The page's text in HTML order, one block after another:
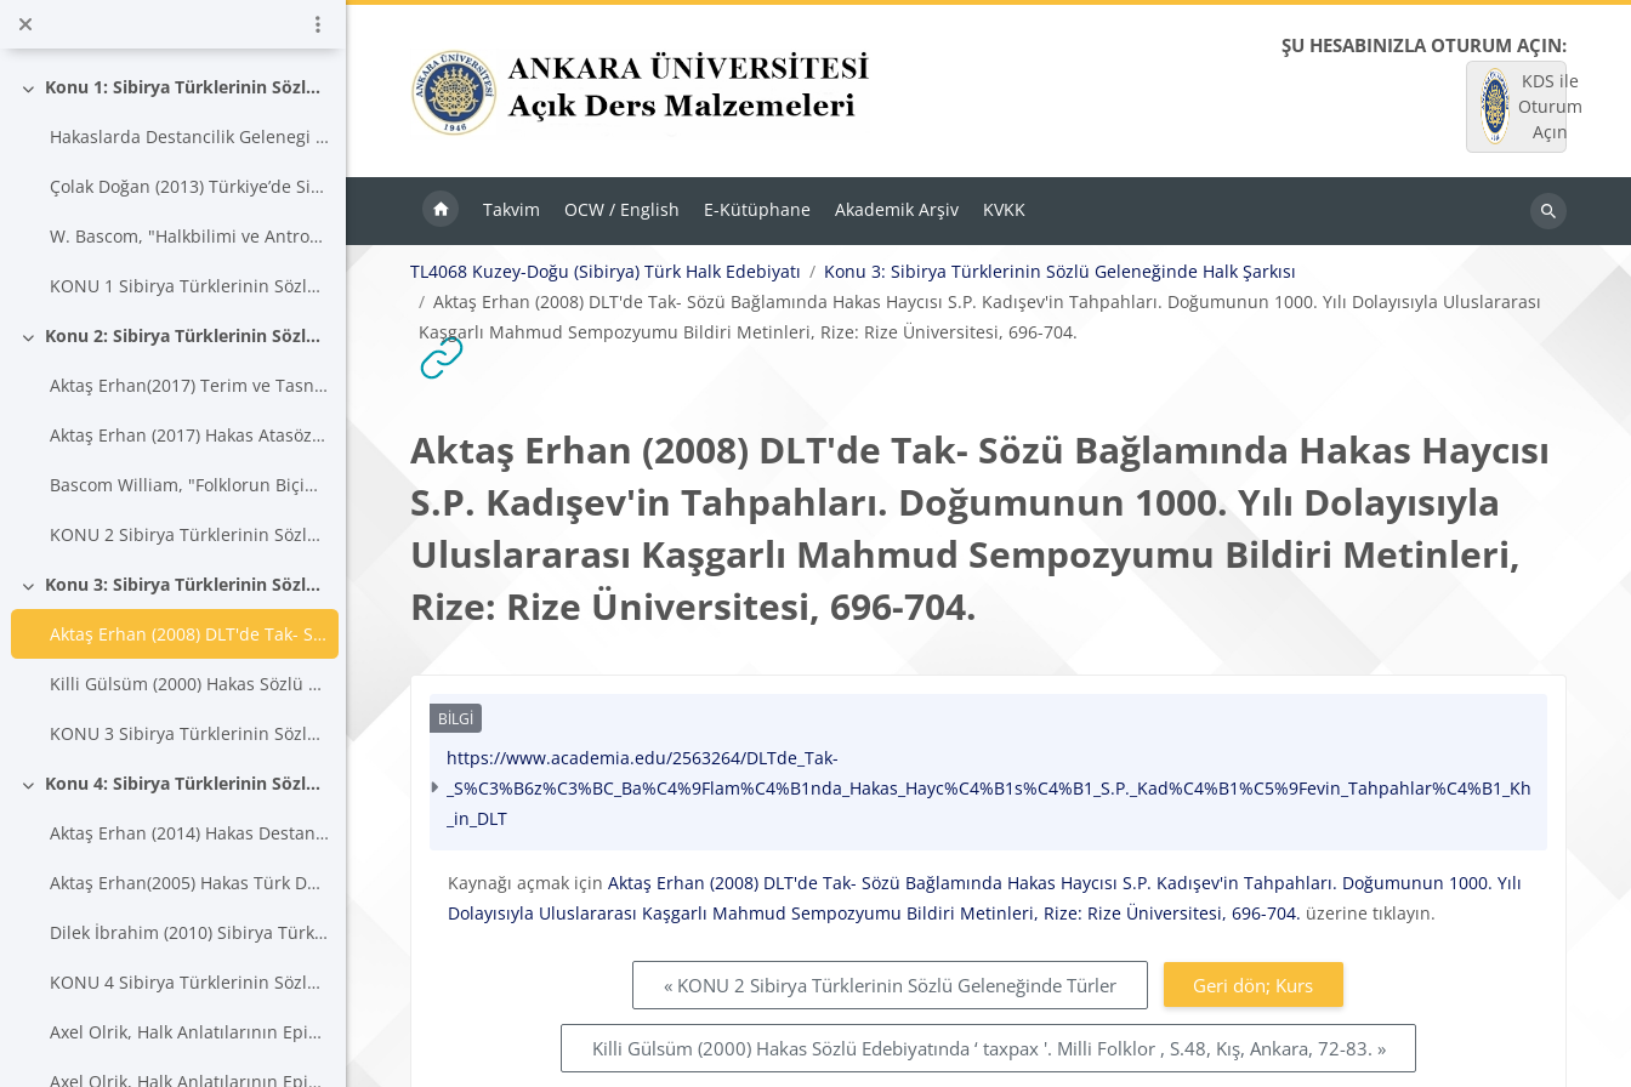
Ana içeriğe git
Daralt
Konu 1: Sibirya Türklerinin Sözlü Geleneğinin Derlenmesi ve Araştırılması Tarihi
Hakaslarda Destancilik Gelenegi I Arasti (1)
Çolak Doğan (2013) Türkiye’de Sibirya Türk Topluluklarının Halk Edebiyatı Hakkında Yapılmış Çalışmalar Üzerine Bir Bibliyografya Denemesi. Siberian Studies (SAD) 1.3 (2013): 61-70.
W. Bascom, "Halkbilimi ve Antropoloji"
KONU 1 Sibirya Türklerinin Sözlü Geleneğinin Derlenmesi ve Araştırılması
Daralt
Konu 2: Sibirya Türklerinin Sözlü Geleneğinde Türler
Aktaş Erhan(2017) Terim ve Tasnif Meselesinden Hareketle Hakas Efsanelerine Genel Bir Bakış. Türk Bitig: Türklük Bilimi Araştırmaları, Kırklareli: Paradigma Akademi, 53-64
Aktaş Erhan (2017) Hakas Atasözleri-I (Türün Adlandırılması Sorunu Üzerine). Prof.Dr. Necmettin Hacıeminoğlu Hatıra Kitabı, İstanbul: Türk Edebiyatı Vakfı, 687-693.
Bascom William, "Folklorun Biçimleri", Milli Folklor, Yıl 15, Sayı 59, , 76-94
KONU 2 Sibirya Türklerinin Sözlü Geleneğinde Türler
Daralt
Konu 3: Sibirya Türklerinin Sözlü Geleneğinde Halk Şarkısı
Aktaş Erhan (2008) DLT'de Tak- Sözü Bağlamında Hakas Haycısı S.P. Kadışev'in Tahpahları. Doğumunun 1000. Yılı Dolayısıyla Uluslararası Kaşgarlı Mahmud Sempozyumu Bildiri Metinleri, Rize: Rize Üniversitesi, 696-704.
Killi Gülsüm (2000) Hakas Sözlü Edebiyatında ‘ taxpax '. Milli Folklor , S.48, Kış, Ankara, 72-83.
KONU 3 Sibirya Türklerinin Sözlü Geleneğinde Halk Şarkısı
Daralt
Konu 4: Sibirya Türklerinin Sözlü Geleneğinde Destan
Aktaş Erhan (2014) Hakas Destan Kahramanları Üzerine Bazı Değerlendirmeler. Çağdaş Türklük Araştırmaları, Ankara-Abakan, 191-216.
Aktaş Erhan(2005) Hakas Türk Destanlarında Başlangıç ve Bitiş Kalıpları. Prof.Dr. Fikret Türkmen Armağanı, İzmir, 2005, 639-652.
Dilek İbrahim (2010) Sibirya Türk Destanlarında Kahramanın Yeraltı ve Gökyüzü Dünyalarıyla İlişkileri Üzerine Bazı Tespitler. Milli Folklor, Yıl 22, Sayı 85, 46-56.
KONU 4 Sibirya Türklerinin Sözlü Geleneğinde Destan
Axel Olrik, Halk Anlatılarının Epik Kuralları
Axel Olrik, Halk Anlatılarının Epik Kuralları-II, Milli Folklor, 24. Sayı, Kış, 1994, s.4-6
ŞU HESABINIZLA OTURUM AÇIN:
KDS ile
Oturum
Açın
Takvim OCW / English E-Kütüphane Akademik Arşiv KVKK
Dersleri
TL4068 Kuzey-Doğu (Sibirya) Türk Halk Edebiyatı
Konu 3: Sibirya Türklerinin Sözlü Geleneğinde Halk Şarkısı
Aktaş Erhan (2008) DLT'de Tak- Sözü Bağlamında Hakas Haycısı S.P. Kadışev'in Tahpahları. Doğumunun 1000. Yılı Dolayısıyla Uluslararası
Kaşgarlı Mahmud Sempozyumu Bildiri Metinleri, Rize: Rize Üniversitesi, 696-704.
Aktaş Erhan (2008) DLT'de Tak- Sözü Bağlamında Hakas Haycısı
S.P. Kadışev'in Tahpahları. Doğumunun 1000. Yılı Dolayısıyla
Uluslararası Kaşgarlı Mahmud Sempozyumu Bildiri Metinleri,
Rize: Rize Üniversitesi, 696-704.
Tamamlama Gereklilikleri
https://www.academia.edu/2563264/DLTde_Tak-
_in_DLT
Kaynağı açmak için Aktaş Erhan (2008) DLT'de Tak- Sözü Bağlamında Hakas Haycısı S.P. Kadışev'in Tahpahları. Doğumunun 1000. Yılı
Dolayısıyla Uluslararası Kaşgarlı Mahmud Sempozyumu Bildiri Metinleri, Rize: Rize Üniversitesi, 696-704. üzerine tıklayın.
« KONU 2 Sibirya Türklerinin Sözlü Geleneğinde Türler Geri dön; Kurs
Killi Gülsüm (2000) Hakas Sözlü Edebiyatında ‘ taxpax '. Milli Folklor , S.48, Kış, Ankara, 72-83. »